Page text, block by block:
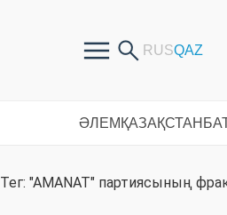
ӘЛЕМ ҚАЗАҚСТАН
Тег: "АМАNАТ" партиясының